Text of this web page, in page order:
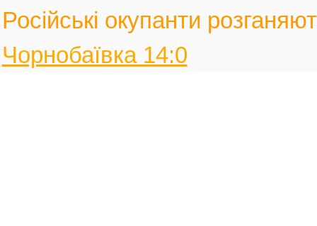
Російські окупанти
Чорнобаївка 14:0